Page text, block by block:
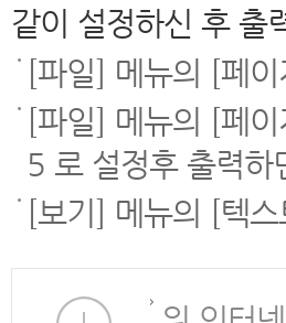
같이 설정하신 후 출
[파일] 메뉴의 [페
[파일] 메뉴의 [페
5 로 설정후 출력
[보기] 메뉴의 [텍